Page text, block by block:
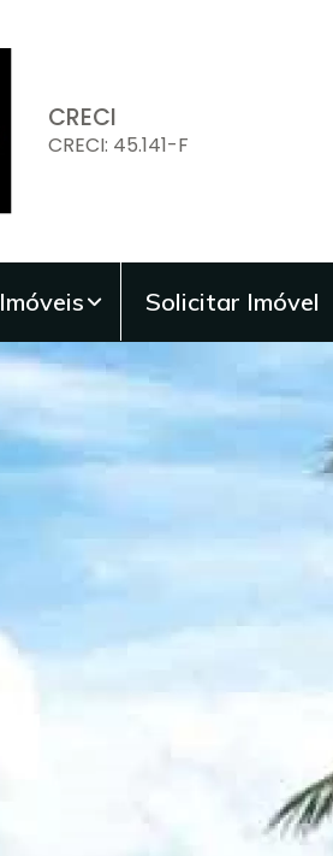
CRECI
CRECI: 45.141-F
Imóveis Solicitar Imóvel